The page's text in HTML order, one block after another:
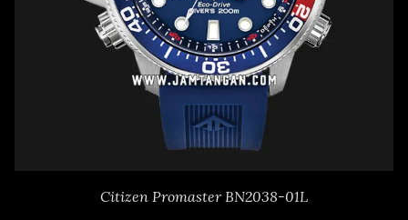
Citizen Promaster BN2038-01L